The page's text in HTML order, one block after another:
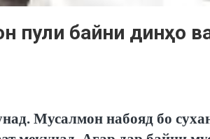
пули байни динҳо
Мусалмон набояд бо